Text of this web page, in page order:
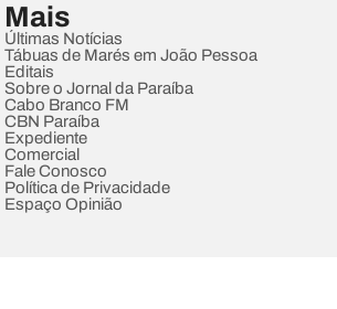
Mais
Últimas Notícias
Tábuas de Marés em João Pessoa
Editais
Sobre o Jornal da Paraíba
Cabo Branco FM
CBN Paraíba
Expediente
Comercial
Fale Conosco
Política de Privacidade
Espaço Opinião